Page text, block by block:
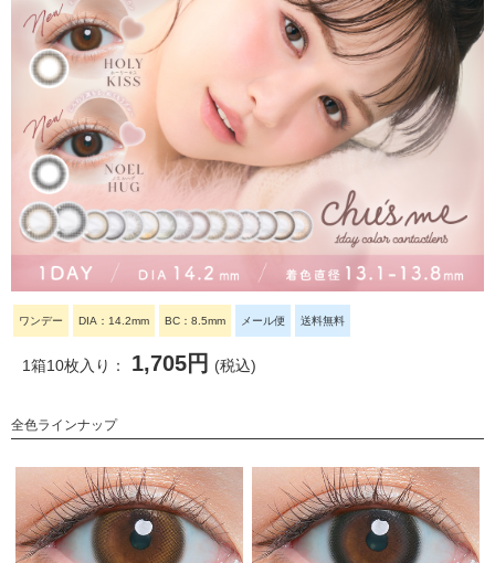
ワンデー DIA：14.2mm BC：8.5mm メール便 送料無料
1箱10枚入り： 1,705円 (税込)
全色ラインナップ